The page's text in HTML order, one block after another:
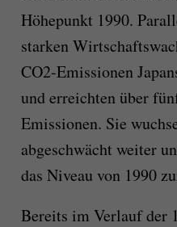
Höhepunkt 1990.
starken
CO2-Emissionen
und erreichten über
Emissionen. Sie
abgeschwächt weiter
das Niveau von 1990
Bereits im Verlauf der